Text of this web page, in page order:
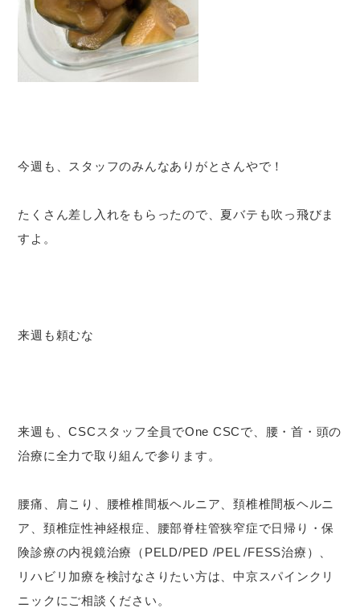
今週も、スタッフのみんなありがとさんやで！
たくさん差し入れをもらったので、夏バテも吹っ飛びま
すよ。
来週も頼むな
来週も、CSCスタッフ全員でOne CSCで、腰・首・頭の
治療に全力で取り組んで参ります。
腰痛、肩こり、腰椎椎間板ヘルニア、頚椎椎間板ヘルニ
ア、頚椎症性神経根症、腰部脊柱管狭窄症で日帰り・保
険診療の内視鏡治療（PELD/PED /PEL /FESS治療）、
リハビリ加療を検討なさりたい方は、中京スパインクリ
ニックにご相談ください。